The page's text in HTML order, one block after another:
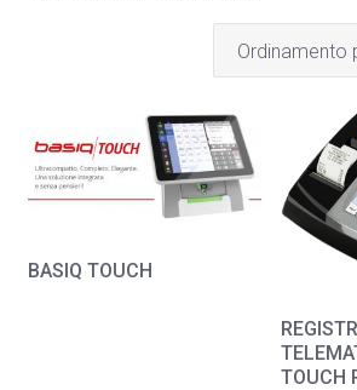
BASIQ TOUCH
TOUCH